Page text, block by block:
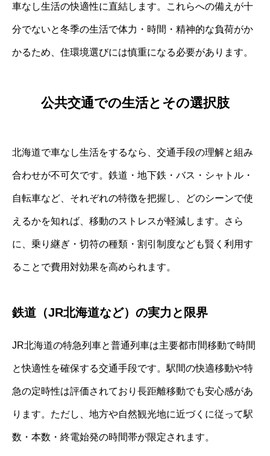
車なし生活の快適性に直結します。これらへの備えが十
分でないと冬季の生活で体力・時間・精神的な負荷がか
かるため、住環境選びには慎重になる必要があります。
公共交通での生活とその選択肢
北海道で車なし生活をするなら、交通手段の理解と組み
合わせが不可欠です。鉄道・地下鉄・バス・シャトル・
自転車など、それぞれの特徴を把握し、どのシーンで使
えるかを知れば、移動のストレスが軽減します。さら
に、乗り継ぎ・切符の種類・割引制度なども賢く利用す
ることで費用対効果を高められます。
鉄道（JR北海道など）の実力と限界
JR北海道の特急列車と普通列車は主要都市間移動で時間
と快適性を確保する交通手段です。駅間の快適移動や特
急の定時性は評価されており長距離移動でも安心感があ
ります。ただし、地方や自然観光地に近づくに従って駅
数・本数・終電始発の時間帯が限定されます。